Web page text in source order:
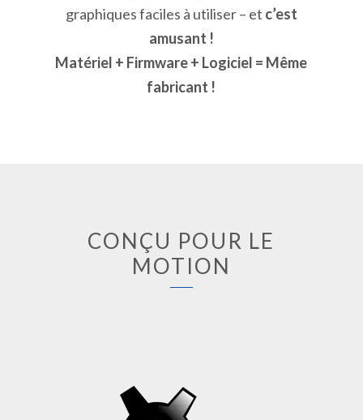
graphiques faciles à utiliser – et c’est
amusant !
Matériel + Firmware + Logiciel = Même
fabricant !
CONÇU POUR LE
MOTION